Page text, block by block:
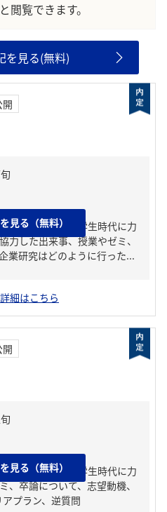
閲覧できます。
を見る(無料)
？、ガクチカ（学生時代に力
力した出来事、授業やゼミ、
業研究はどのように行った...
見る（無料）
細はこちら
？、ガクチカ（学生時代に力
、卒論について、志望動機、
プラン、逆質問
見る（無料）